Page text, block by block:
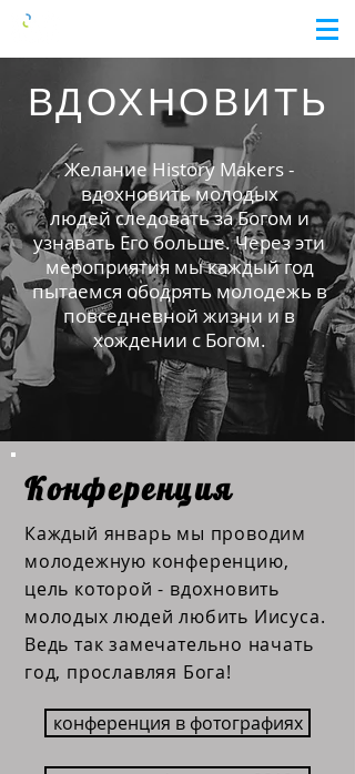
ВДОХНОВИТЬ
Желание History Makers -
вдохновить молодых
людейследовать за Богом и
узнавать Его больше.Через эти
мероприятия мы каждый год
пытаемся ободрять молодежь в
повседневной жизни и в
хождении с Богом.
Конференция
Каждый январь мы проводим
молодежную конференцию,
цель которой - вдохновить
молодых людей любить Иисуса.
Ведь так замечательно начать
год, прославляя Бога!
конференция в фотографиях